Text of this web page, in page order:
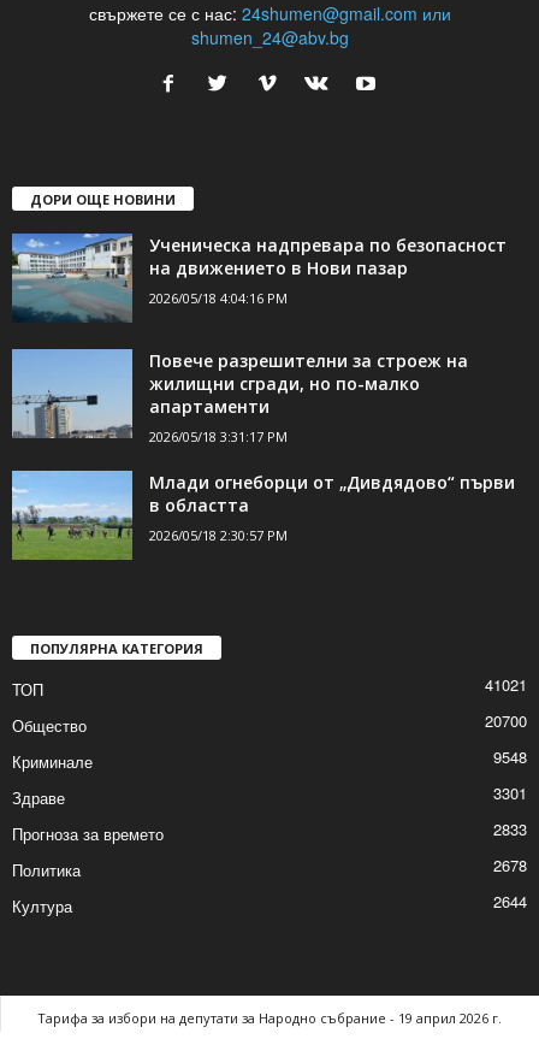
свържете се с нас: 24shumen@gmail.com или
shumen_24@abv.bg
ДОРИ ОЩЕ НОВИНИ
Ученическа надпревара по безопасност
на движението в Нови пазар
2026/05/18 4:04:16 PM
Повече разрешителни за строеж на
жилищни сгради, но по-малко
апартаменти
2026/05/18 3:31:17 PM
Млади огнеборци от „Дивдядово“ първи
в областта
2026/05/18 2:30:57 PM
ПОПУЛЯРНА КАТЕГОРИЯ
ТОП
41021
Общество
20700
Криминале
9548
Здраве
3301
Прогноза за времето
2833
Политика
2678
Култура
2644
Тарифа за избори на депутати за Народно събрание - 19 април 2026 г.